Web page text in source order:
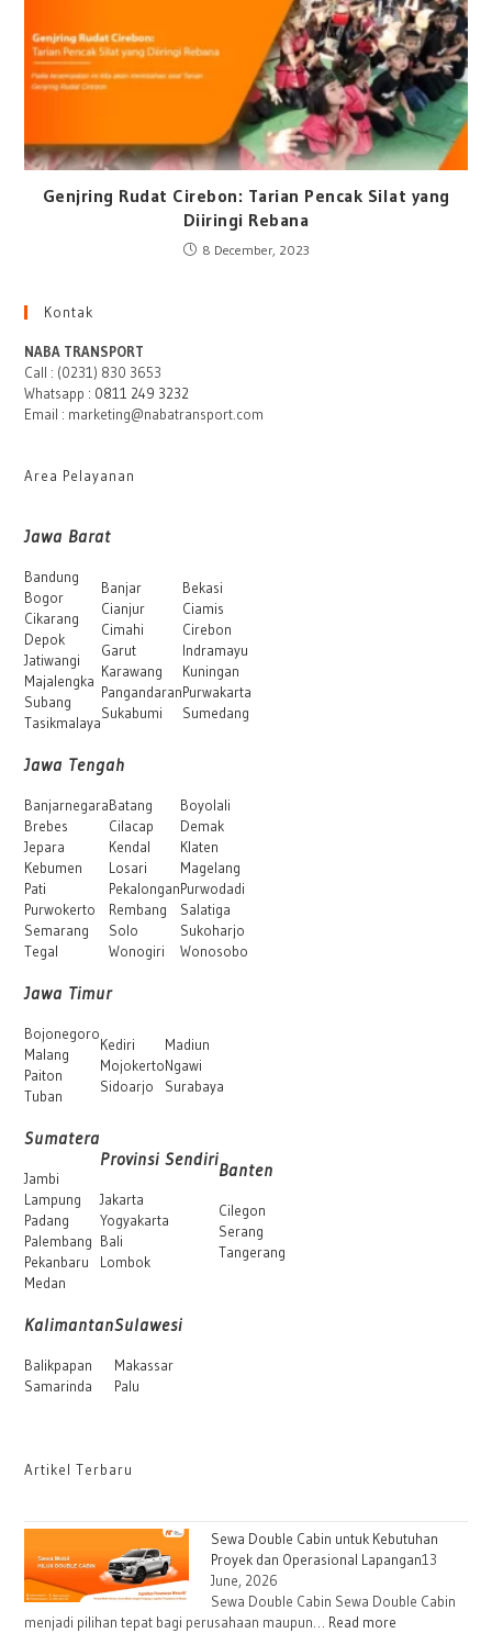
Genjring Rudat Cirebon: Tarian Pencak Silat yang
Diiringi Rebana
8 December, 2023
Kontak
NABA TRANSPORT
Call : (0231) 830 3653
Whatsapp : 0811 249 3232
Email : marketing@nabatransport.com
Area Pelayanan
Jawa Barat
Bandung
Bogor
Cikarang
Depok
Jatiwangi
Majalengka
Subang
Tasikmalaya
Banjar
Cianjur
Cimahi
Garut
Karawang
Pangandaran
Sukabumi
Bekasi
Ciamis
Cirebon
Indramayu
Kuningan
Purwakarta
Sumedang
Jawa Tengah
Banjarnegara
Brebes
Jepara
Kebumen
Pati
Purwokerto
Semarang
Tegal
Batang
Cilacap
Kendal
Losari
Pekalongan
Rembang
Solo
Wonogiri
Boyolali
Demak
Klaten
Magelang
Purwodadi
Salatiga
Sukoharjo
Wonosobo
Jawa Timur
Bojonegoro
Malang
Paiton
Tuban
Kediri
Mojokerto
Sidoarjo
Madiun
Ngawi
Surabaya
Sumatera
Jambi
Lampung
Padang
Palembang
Pekanbaru
Medan
Provinsi Sendiri
Jakarta
Yogyakarta
Bali
Lombok
Banten
Cilegon
Serang
Tangerang
Kalimantan
Balikpapan
Samarinda
Sulawesi
Makassar
Palu
Artikel Terbaru
Sewa Double Cabin untuk Kebutuhan
Proyek dan Operasional Lapangan13
June, 2026
Sewa Double Cabin Sewa Double Cabin
menjadi pilihan tepat bagi perusahaan maupun… Read more